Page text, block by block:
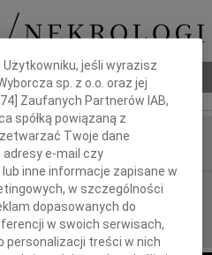
pogrzebowy
Użytkowniku, jeśli wyrazisz
sp. z o.o. oraz jej
] Zaufanych Partnerów IAB,
spółką powiązaną z
Twoje dane
adresy e-mail czy
inne informacje zapisane w
w szczególności
dopasowanych do
w swoich serwisach,
personalizacji treści w nich